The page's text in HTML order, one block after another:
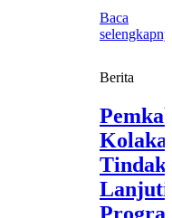
Baca
Berita
Kolaka
Tindak
Lanjuti